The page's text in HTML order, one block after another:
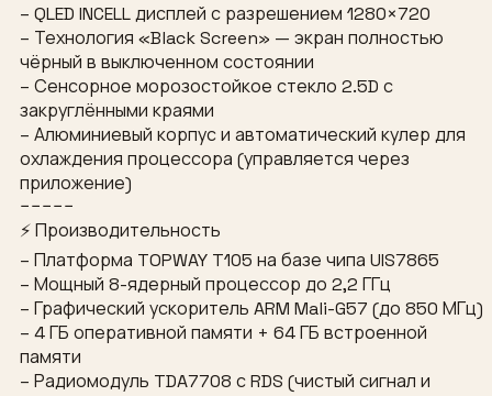
– QLED INCELL дисплей с разрешением 1280×720
– Технология «Black Screen» — экран полностью
чёрный в выключенном состоянии
– Сенсорное морозостойкое стекло 2.5D с
закруглёнными краями
– Алюминиевый корпус и автоматический кулер для
охлаждения процессора (управляется через
приложение)
−−−−−
⚡ Производительность
– Платформа TOPWAY T105 на базе чипа UIS7865
– Мощный 8-ядерный процессор до 2,2 ГГц
– Графический ускоритель ARM Mali-G57 (до 850 МГц)
– 4 ГБ оперативной памяти + 64 ГБ встроенной
памяти
– Радиомодуль TDA7708 с RDS (чистый сигнал и